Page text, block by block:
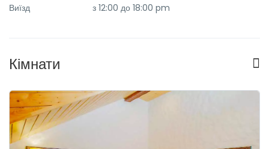
Виїзд
з 12:00 до 18:00 pm
Кімнати